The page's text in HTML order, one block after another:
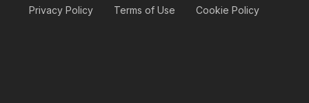
Privacy Policy
Terms of Use Cookie Policy